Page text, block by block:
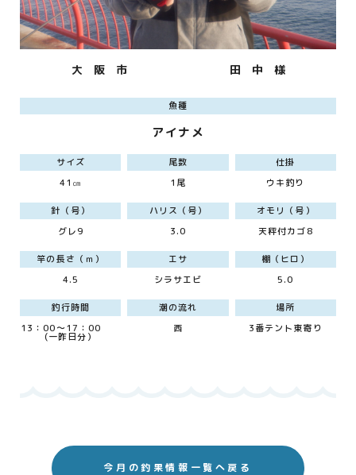
大 阪 市 田 中 様
魚種
アイナメ
サイズ
41㎝
尾数
1尾
仕掛
ウキ釣り
針（号）
グレ9
ハリス（号）
3.0
オモリ（号）
天秤付カゴ8
竿の長さ（ｍ）
4.5
エサ
シラサエビ
棚（ヒロ）
5.0
釣行時間
13：00～17：00
(一昨日分）
潮の流れ
西
場所
3番テント東寄り
今月の釣果情報一覧へ戻る